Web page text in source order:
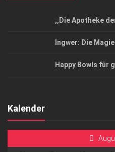
,,Die Apotheke
Ingwer: Die
Happy Bowls für
Kalender